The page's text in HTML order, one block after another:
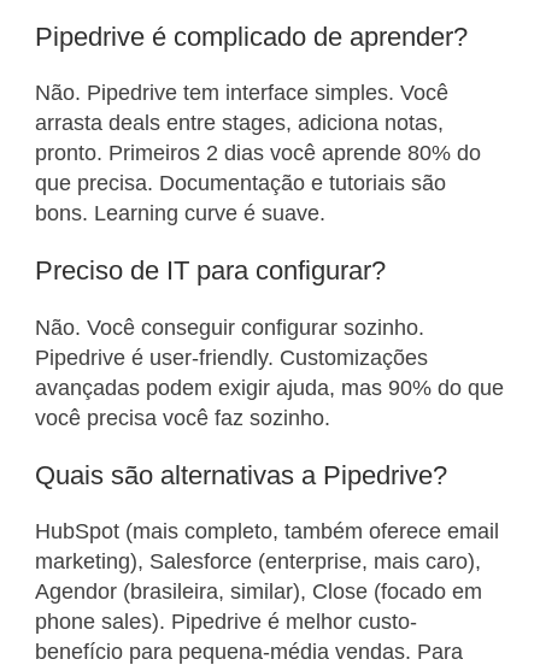
Pipedrive é complicado de aprender?
Não. Pipedrive tem interface simples. Você
arrasta deals entre stages, adiciona notas,
pronto. Primeiros 2 dias você aprende 80% do
que precisa. Documentação e tutoriais são
bons. Learning curve é suave.
Preciso de IT para configurar?
Não. Você conseguir configurar sozinho.
Pipedrive é user-friendly. Customizações
avançadas podem exigir ajuda, mas 90% do que
você precisa você faz sozinho.
Quais são alternativas a Pipedrive?
HubSpot (mais completo, também oferece email
marketing), Salesforce (enterprise, mais caro),
Agendor (brasileira, similar), Close (focado em
phone sales). Pipedrive é melhor custo-
benefício para pequena-média vendas. Para